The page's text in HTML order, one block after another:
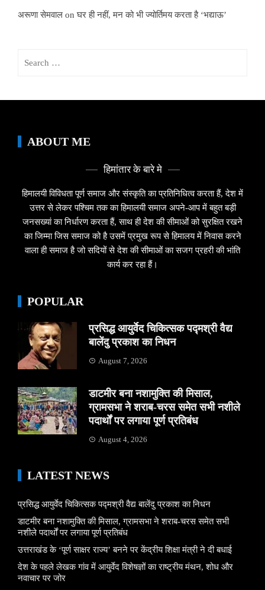
अरूणा सेमवाल onघर ही नहीं, मन को भी ज्योर्तिमय करता है ‘भद्याऊ’
ABOUT ME
हिमांतार के बारे मे
हिमालयी विविधता पूर्ण समाज और संस्कृति का प्रतिनिधित्व करता हैं, देश में
उत्तर से लेकर पश्चिम तक का हिमालयी समाज अपने-आप में बहुत बड़ी
जनसख्यां का निर्धारण करता हैं, साथ ही देश की सीमाओं को सुरक्षित रखने
का जिम्मा जिस समाज को है उसमें प्रमुख रूप से हिमालय में निवास करने
वाला ही समाज है जो सदियों से देश की सीमाओं का सजग प्रहरी की भांति
कार्य कर रहा हैं।
POPULAR
प्रसिद्ध आयुर्वेद चिकित्सक पद्मश्री वैद्य
बालेंदु प्रकाश का निधन
August 7, 2026
डाटमीर बना नशामुक्ति की मिसाल,
ग्रामसभा ने शराब-चरस समेत सभी नशीले
पदार्थों पर लगाया पूर्ण प्रतिबंध
August 4, 2026
LATEST NEWS
प्रसिद्ध आयुर्वेद चिकित्सक पद्मश्री वैद्य बालेंदु प्रकाश का निधन
डाटमीर बना नशामुक्ति की मिसाल, ग्रामसभा ने शराब-चरस समेत सभी
नशीले पदार्थों पर लगाया पूर्ण प्रतिबंध
उत्तराखंड के ‘पूर्ण साक्षर राज्य’ बनने पर केंद्रीय शिक्षा मंत्री ने दी बधाई
देश के पहले लेखक गांव में आयुर्वेद विशेषज्ञों का राष्ट्रीय मंथन, शोध और
नवाचार पर जोर